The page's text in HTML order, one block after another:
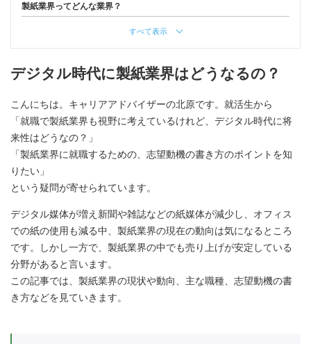
製紙業界ってどんな業界？
すべて表示
デジタル時代に製紙業界はどうなるの？
こんにちは。キャリアアドバイザーの北原です。就活生から
「就職で製紙業界も視野に考えているけれど、デジタル時代に将
来性はどうなの？」
「製紙業界に就職するための、志望動機の書き方のポイントを知
りたい」
という疑問が寄せられています。
デジタル媒体が増え新聞や雑誌などの紙媒体が減少し、オフィス
での紙の使用も減る中、製紙業界の現在の動向は気になるところ
です。しかし一方で、製紙業界の中でも売り上げが安定している
分野があると言います。
この記事では、製紙業界の現状や動向、主な職種、志望動機の書
き方などを見ていきます。